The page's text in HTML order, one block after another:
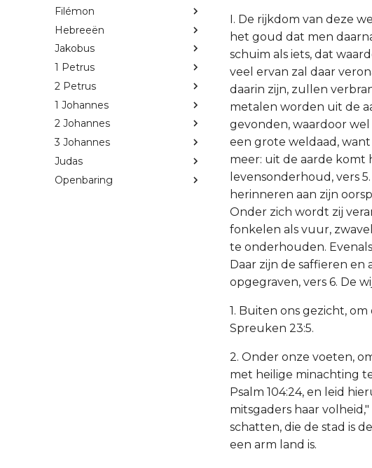
Filémon
Hebreeën
Jakobus
1 Petrus
2 Petrus
1 Johannes
2 Johannes
3 Johannes
Judas
Openbaring
I. De rijkdom van deze
het goud dat men
schuim als iets, dat
veel ervan zal daar
daarin zijn, zullen
metalen worden uit de
gevonden, waardoor
een grote weldaad,
meer: uit de aarde komt
levensonderhoud, vers
herinneren aan zijn
Onder zich wordt zij
fonkelen als vuur,
te onderhouden.
Daar zijn de saffieren
opgegraven, vers 6. De
1. Buiten ons gezicht,
Spreuken 23:5.
2. Onder onze voeten,
met heilige minachting
Psalm 104:24, en leid
mitsgaders haar
schatten, die de stad is
een arm land is.